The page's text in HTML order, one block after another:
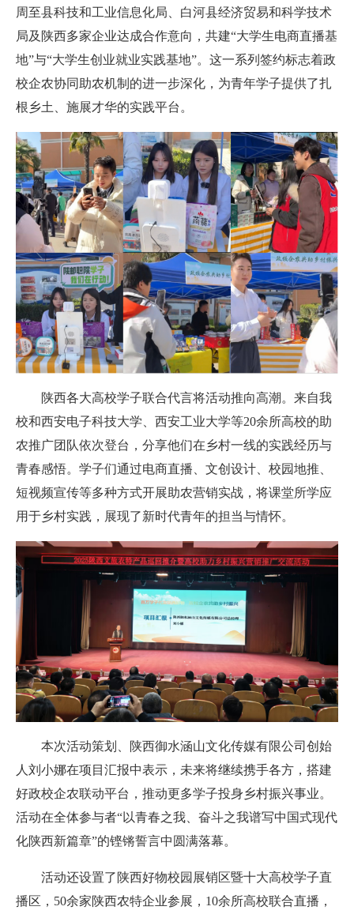
周至县科技和工业信息化局、白河县经济贸易和科学技术
局及陕西多家企业达成合作意向，共建“大学生电商直播基
地”与“大学生创业就业实践基地”。这一系列签约标志着政
校企农协同助农机制的进一步深化，为青年学子提供了扎
根乡土、施展才华的实践平台。
陕西各大高校学子联合代言将活动推向高潮。来自我
校和西安电子科技大学、西安工业大学等20余所高校的助
农推广团队依次登台，分享他们在乡村一线的实践经历与
青春感悟。学子们通过电商直播、文创设计、校园地推、
短视频宣传等多种方式开展助农营销实战，将课堂所学应
用于乡村实践，展现了新时代青年的担当与情怀。
本次活动策划、陕西御水涵山文化传媒有限公司创始
人刘小娜在项目汇报中表示，未来将继续携手各方，搭建
好政校企农联动平台，推动更多学子投身乡村振兴事业。
活动在全体参与者“以青春之我、奋斗之我谱写中国式现代
化陕西新篇章”的铿锵誓言中圆满落幕。
活动还设置了陕西好物校园展销区暨十大高校学子直
播区，50余家陕西农特企业参展，10余所高校联合直播，